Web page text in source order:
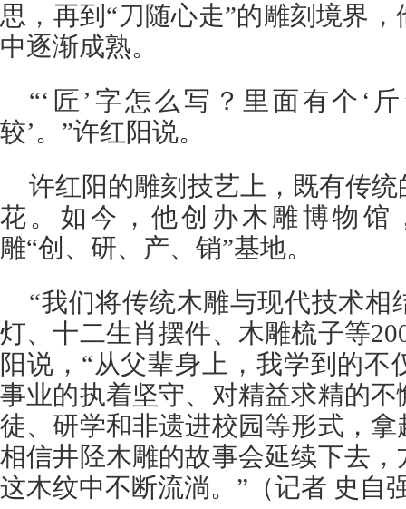
思，再到“刀随心走”的雕刻境界
中逐渐成熟。
“‘匠’字怎么写？里面有个‘
较’。”许红阳说。
许红阳的雕刻技艺上，既有传
花。如今，他创办木雕博物馆
雕“创、研、产、销”基地。
“我们将传统木雕与现代技术相
灯、十二生肖摆件、木雕梳子等
阳说，“从父辈身上，我学到的不
事业的执着坚守、对精益求精的
徒、研学和非遗进校园等形式，
相信井陉木雕的故事会延续下去
这木纹中不断流淌。”（记者 史自